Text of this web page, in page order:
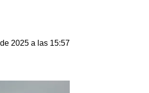
2025 a las 15:57